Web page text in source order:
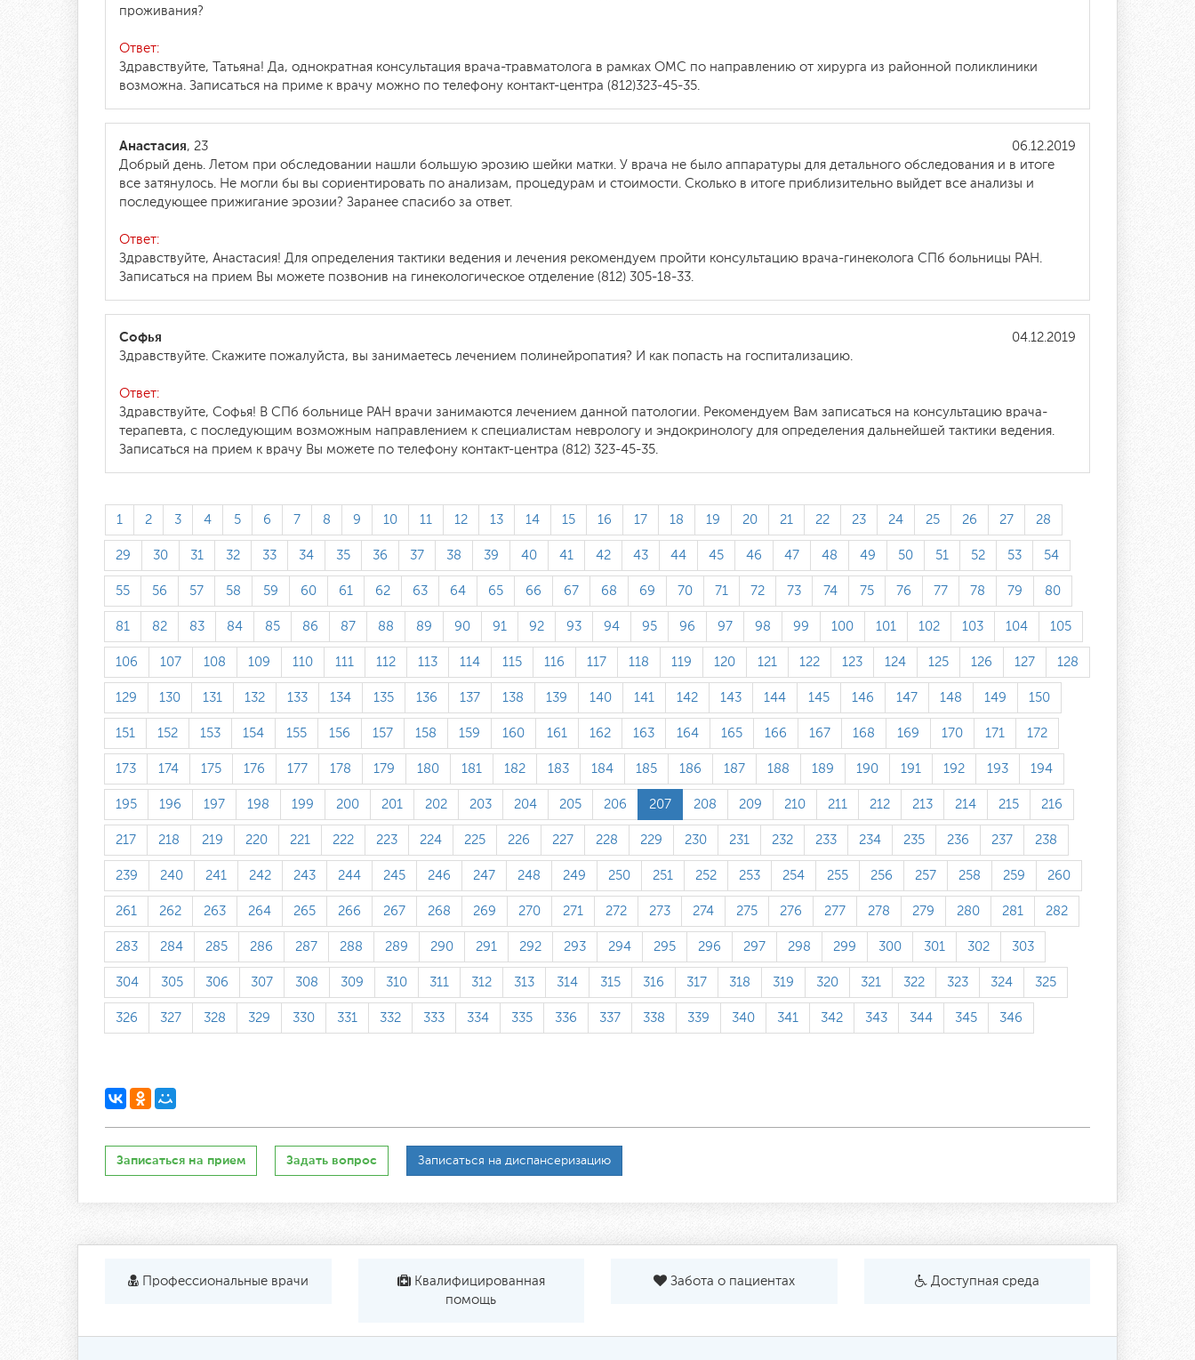
проживания?
Ответ:
Здравствуйте, Татьяна! Да, однократная консультация врача-травматолога в рамках ОМС по направлению от хирурга из районной поликлиники
возможна. Записаться на приме к врачу можно по телефону контакт-центра (812)323-45-35.
06.12.2019
Анастасия, 23
Добрый день. Летом при обследовании нашли большую эрозию шейки матки. У врача не было аппаратуры для детального обследования и в итоге
все затянулось. Не могли бы вы сориентировать по анализам, процедурам и стоимости. Сколько в итоге приблизительно выйдет все анализы и
последующее прижигание эрозии? Заранее спасибо за ответ.
Ответ:
Здравствуйте, Анастасия! Для определения тактики ведения и лечения рекомендуем пройти консультацию врача-гинеколога СПб больницы РАН.
Записаться на прием Вы можете позвонив на гинекологическое отделение (812) 305-18-33.
04.12.2019
Софья
Здравствуйте. Скажите пожалуйста, вы занимаетесь лечением полинейропатия? И как попасть на госпитализацию.
Ответ:
Здравствуйте, Софья! В СПб больнице РАН врачи занимаются лечением данной патологии. Рекомендуем Вам записаться на консультацию врача-
терапевта, с последующим возможным направлением к специалистам неврологу и эндокринологу для определения дальнейшей тактики ведения.
Записаться на прием к врачу Вы можете по телефону контакт-центра (812) 323-45-35.
1 2 3 4 5 6 7 8 9 10 11 12 13 14 15 16 17 18 19 20 21 22 23 24 25 26 27 28
29 30 31 32 33 34 35 36 37 38 39 40 41 42 43 44 45 46 47 48 49 50 51 52 53 54
55 56 57 58 59 60 61 62 63 64 65 66 67 68 69 70 71 72 73 74 75 76 77 78 79 80
81 82 83 84 85 86 87 88 89 90 91 92 93 94 95 96 97 98 99 100 101 102 103 104 105
106 107 108 109 110 111 112 113 114 115 116 117 118 119 120 121 122 123 124 125 126 127 128
129 130 131 132 133 134 135 136 137 138 139 140 141 142 143 144 145 146 147 148 149 150
151 152 153 154 155 156 157 158 159 160 161 162 163 164 165 166 167 168 169 170 171 172
173 174 175 176 177 178 179 180 181 182 183 184 185 186 187 188 189 190 191 192 193 194
195 196 197 198 199 200 201 202 203 204 205 206 207 208 209 210 211 212 213 214 215 216
217 218 219 220 221 222 223 224 225 226 227 228 229 230 231 232 233 234 235 236 237 238
239 240 241 242 243 244 245 246 247 248 249 250 251 252 253 254 255 256 257 258 259 260
261 262 263 264 265 266 267 268 269 270 271 272 273 274 275 276 277 278 279 280 281 282
283 284 285 286 287 288 289 290 291 292 293 294 295 296 297 298 299 300 301 302 303
304 305 306 307 308 309 310 311 312 313 314 315 316 317 318 319 320 321 322 323 324 325
326 327 328 329 330 331 332 333 334 335 336 337 338 339 340 341 342 343 344 345 346
Записаться на прием Задать вопрос Записаться на диспансеризацию
Профессиональные врачи
Квалифицированная
помощь
Забота о пациентах Доступная среда